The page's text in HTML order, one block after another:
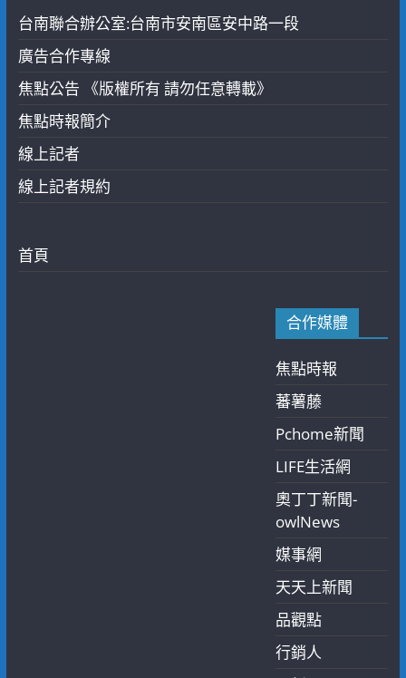
台南聯合辦公室:台南市安南區安中路一段
廣告合作專線
焦點公告 《版權所有 請勿任意轉載》
焦點時報簡介
線上記者
線上記者規約
首頁
合作媒體
焦點時報
蕃薯藤
Pchome新聞
LIFE生活網
奧丁丁新聞-
owlNews
媒事網
天天上新聞
品觀點
行銷人